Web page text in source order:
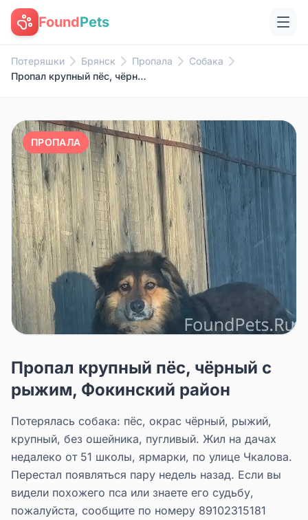
FoundPets
Потеряшки Брянск Пропала
Собака
Пропал крупный пёс, чёрный с рыжим, Фокинский район
ПРОПАЛА
Пропал крупный пёс, чёрный с
рыжим, Фокинский район
Потерялась собака: пёс, окрас чёрный, рыжий,
крупный, без ошейника, пугливый. Жил на дачах
недалеко от 51 школы, ярмарки, по улице Чкалова.
Перестал появляться пару недель назад. Если вы
видели похожего пса или знаете его судьбу,
пожалуйста, сообщите по номеру 89102315181